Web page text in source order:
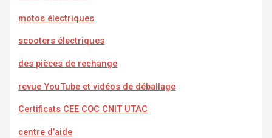
motos électriques
scooters électriques
des pièces de rechange
revue YouTube et vidéos de déballage
Certificats CEE COC CNIT UTAC
centre d’aide